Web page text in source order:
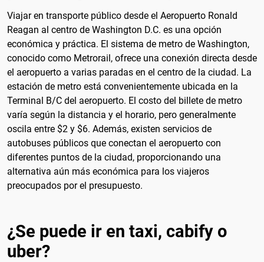
Viajar en transporte público desde el Aeropuerto Ronald
Reagan al centro de Washington D.C. es una opción
económica y práctica. El sistema de metro de Washington,
conocido como Metrorail, ofrece una conexión directa desde
el aeropuerto a varias paradas en el centro de la ciudad. La
estación de metro está convenientemente ubicada en la
Terminal B/C del aeropuerto. El costo del billete de metro
varía según la distancia y el horario, pero generalmente
oscila entre $2 y $6. Además, existen servicios de
autobuses públicos que conectan el aeropuerto con
diferentes puntos de la ciudad, proporcionando una
alternativa aún más económica para los viajeros
preocupados por el presupuesto.
¿Se puede ir en taxi, cabify o
uber?